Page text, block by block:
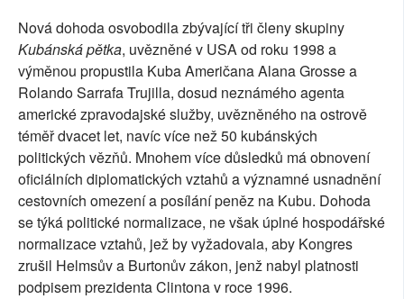
Nová dohoda osvobodila zbývající tři členy skupiny
Kubánská pětka, uvězněné v USA od roku 1998 a
výměnou propustila Kuba Američana Alana Grosse a
Rolando Sarrafa Trujilla, dosud neznámého agenta
americké zpravodajské služby, uvězněného na ostrově
téměř dvacet let, navíc více než 50 kubánských
politických vězňů. Mnohem více důsledků má obnovení
oficiálních diplomatických vztahů a významné usnadnění
cestovních omezení a posílání peněz na Kubu. Dohoda
se týká politické normalizace, ne však úplné hospodářské
normalizace vztahů, jež by vyžadovala, aby Kongres
zrušil Helmsův a Burtonův zákon, jenž nabyl platnosti
podpisem prezidenta Clintona v roce 1996.